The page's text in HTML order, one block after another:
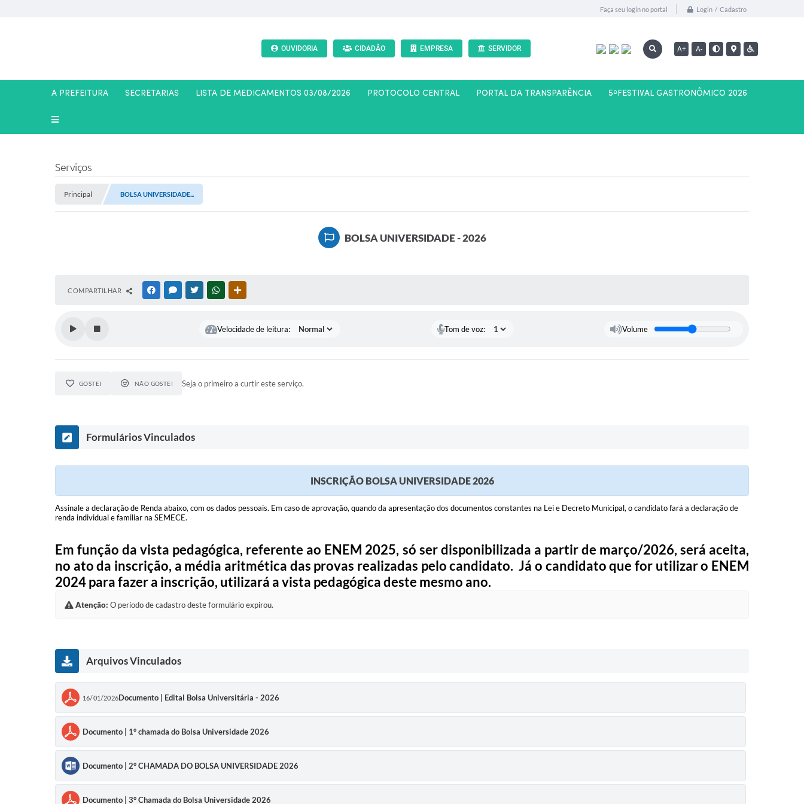
Faça seu login no portal Login / Cadastro
OUVIDORIA CIDADÃO EMPRESA SERVIDOR A+ A-
A PREFEITURA SECRETARIAS LISTA DE MEDICAMENTOS 03/08/2026 PROTOCOLO CENTRAL PORTAL DA TRANSPARÊNCIA 5ºFESTIVAL GASTRONÔMICO 2026
Serviços
Principal BOLSA UNIVERSIDADE...
BOLSA UNIVERSIDADE - 2026
COMPARTILHAR FACEBOOKMESSENGER
TWITTERWHATSAPP
Velocidade de leitura: Tom de voz: Volume
GOSTEI NÃO GOSTEI Seja o primeiro a curtir este serviço.
Formulários Vinculados
INSCRIÇÃO BOLSA UNIVERSIDADE 2026
Assinale a declaração de Renda abaixo, com os dados pessoais. Em caso de aprovação, quando da apresentação dos documentos constantes na Lei e Decreto Municipal, o candidato fará a declaração de
renda individual e familiar na SEMECE.
Em função da vista pedagógica, referente ao ENEM 2025, só ser disponibilizada a partir de março/2026, será aceita,
no ato da inscrição, a média aritmética das provas realizadas pelo candidato. Já o candidato que for utilizar o ENEM
2024 para fazer a inscrição, utilizará a vista pedagógica deste mesmo ano.
Atenção: O período de cadastro deste formulário expirou.
Arquivos Vinculados
16/01/2026Documento | Edital Bolsa Universitária - 2026
Documento | 1° chamada do Bolsa Universidade 2026
Documento | 2° CHAMADA DO BOLSA UNIVERSIDADE 2026
Documento | 3° Chamada do Bolsa Universidade 2026